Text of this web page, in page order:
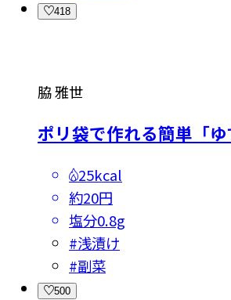
418
脇 雅世
ポリ袋で作れる簡単「ゆ
25kcal
約20円
塩分0.8g
#浅漬け
#副菜
500